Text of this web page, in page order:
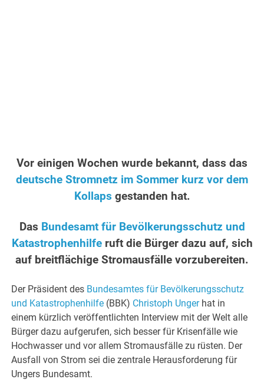
Vor einigen Wochen wurde bekannt, dass das
deutsche Stromnetz im Sommer kurz vor dem
Kollaps gestanden hat.
Das Bundesamt für Bevölkerungsschutz und
Katastrophenhilferuft die Bürger dazu auf, sich
auf breitflächige Stromausfälle vorzubereiten.
Der Präsident des Bundesamtes für Bevölkerungsschutz
und Katastrophenhilfe (BBK) Christoph Ungerhat in
einem kürzlich veröffentlichten Interview mit der Welt alle
Bürger dazu aufgerufen, sich besser für Krisenfälle wie
Hochwasser und vor allem Stromausfälle zu rüsten. Der
Ausfall von Strom sei die zentrale Herausforderung für
Ungers Bundesamt.